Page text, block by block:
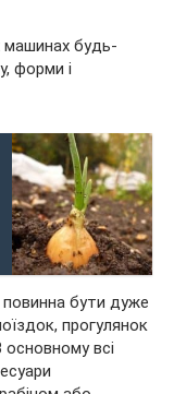
машинах будь-
форми і
бути дуже
прогулянок
всі